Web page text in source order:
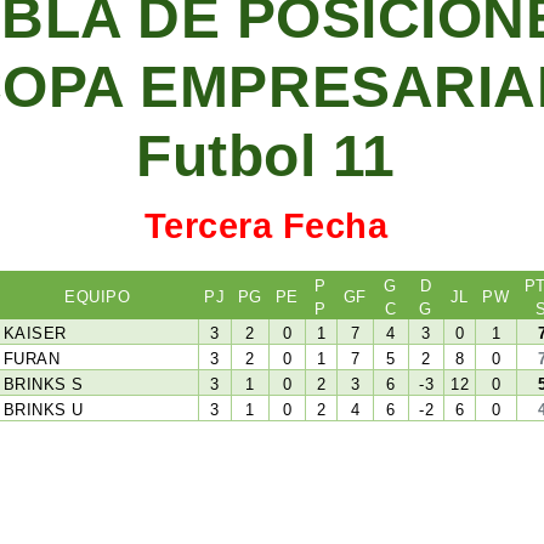
DE
Futbol 11
Tercera Fecha
EQUIPO PJ PG PE
P
P
GF
G
C
D
G
JL PW
S
KAISER 3 2 0 1 7 4 3 0 1
FURAN 3 2 0 1 7 5 2 8 0
BRINKS S 3 1 0 2 3 6 -3 12 0
BRINKS U 3 1 0 2 4 6 -2 6 0